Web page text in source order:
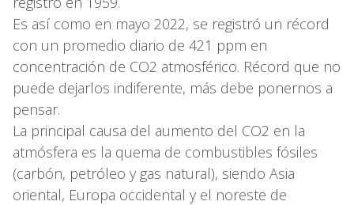
Es así como en mayo 2022, se registró un récord
con un promedio diario de 421 ppm en
concentración de CO2 atmosférico. Récord que no
puede dejarlos indiferente, más debe ponernos a
pensar.
La principal causa del aumento del CO2 en la
atmósfera es la quema de combustibles fósiles
(carbón, petróleo y gas natural), siendo Asia
oriental, Europa occidental y el noreste de